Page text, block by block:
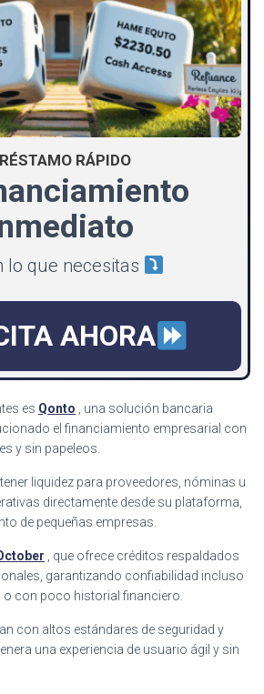
RÁPIDO
lo que necesitas
AHORA
es Qonto
, una solución bancaria
el financiamiento empresarial con
y sin papeleos.
liquidez para proveedores, nóminas u
directamente desde su plataforma,
de pequeñas empresas.
, que ofrece créditos respaldados
garantizando confiabilidad incluso
con poco historial financiero.
con altos estándares de seguridad y
una experiencia de usuario ágil y sin